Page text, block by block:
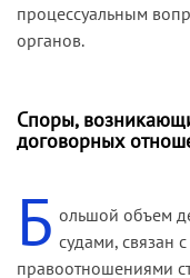
процессуальным
органов.
Споры,
договорных
Б ольшой объем
судами, связан
правоотношениями